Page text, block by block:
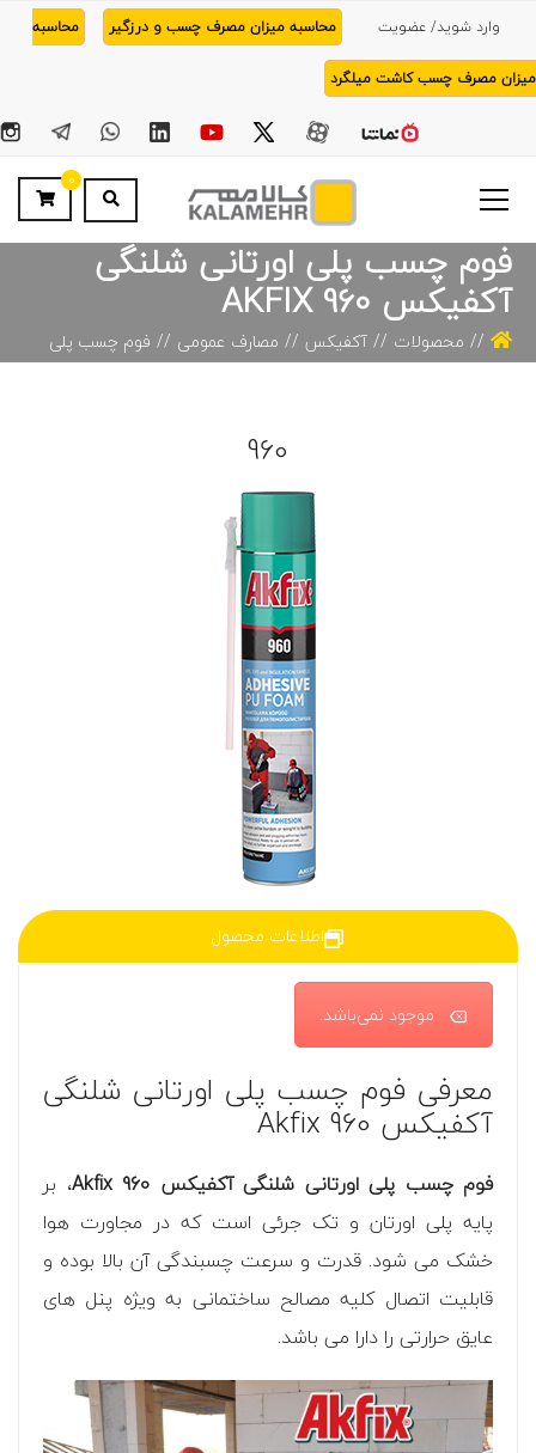
وارد شوید/ عضویت محاسبه میزان مصرف چسب و درزگیر محاسبه
میزان مصرف چسب کاشت میلگرد
0
فوم چسب پلی اورتانی شلنگی
آکفیکس AKFIX 960
محصولات آکفیکس مصارف عمومی
فوم چسب پلی
960
اطلاعات محصول
موجود نمی‌باشد.
معرفی فوم چسب پلی اورتانی شلنگی
آکفیکس Akfix 960
فوم چسب پلی اورتانی شلنگی آکفیکس Akfix 960
، بر
پایه پلی اورتان و تک جرئی است که در مجاورت هوا
خشک می شود. قدرت و سرعت چسبندگی آن بالا بوده و
قابلیت اتصال کلیه مصالح ساختمانی به ویژه پنل های
عایق حرارتی را دارا می باشد.